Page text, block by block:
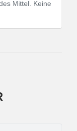
Mittel. Keine